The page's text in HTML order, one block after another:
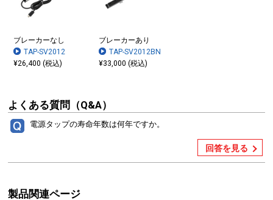
ブレーカーなし
TAP-SV2012
¥26,400 (税込)
ブレーカーあり
TAP-SV2012BN
¥33,000 (税込)
よくある質問（Q&A）
電源タップの寿命年数は何年ですか。
回答を見る
製品関連ページ